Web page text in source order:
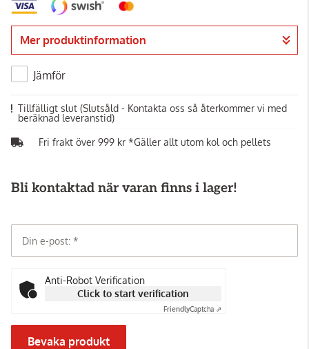
Mer produktinformation
Jämför
Tillfälligt slut (Slutsåld - Kontakta oss så återkommer vi med
beräknad leveranstid)
Fri frakt över 999 kr *Gäller allt utom kol och pellets
Bli kontaktad när varan finns i lager!
Din e-post:
Anti-Robot Verification
Click to start verification
FriendlyCaptcha ⇗
Bevaka produkt